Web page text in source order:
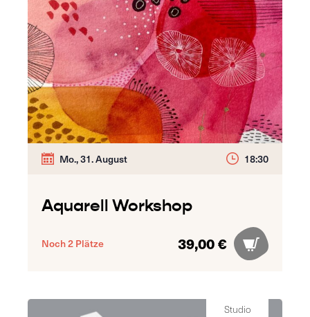
Mo., 31. August 18:30
Aquarell Workshop
Noch 2 Plätze 39,00 €
Studio